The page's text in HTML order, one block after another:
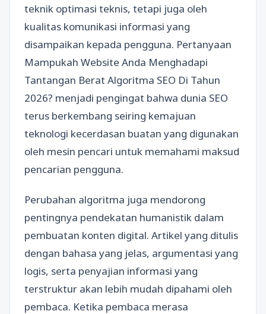
teknik optimasi teknis, tetapi juga oleh
kualitas komunikasi informasi yang
disampaikan kepada pengguna. Pertanyaan
Mampukah Website Anda Menghadapi
Tantangan Berat Algoritma SEO Di Tahun
2026? menjadi pengingat bahwa dunia SEO
terus berkembang seiring kemajuan
teknologi kecerdasan buatan yang digunakan
oleh mesin pencari untuk memahami maksud
pencarian pengguna.
Perubahan algoritma juga mendorong
pentingnya pendekatan humanistik dalam
pembuatan konten digital. Artikel yang ditulis
dengan bahasa yang jelas, argumentasi yang
logis, serta penyajian informasi yang
terstruktur akan lebih mudah dipahami oleh
pembaca. Ketika pembaca merasa